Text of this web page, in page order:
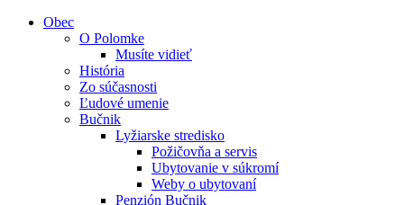
Obec
O Polomke
Musíte vidieť
História
Zo súčasnosti
Ľudové umenie
Bučnik
Lyžiarske stredisko
Požičovňa a servis
Ubytovanie v súkromí
Weby o ubytovaní
Penzión Bučnik